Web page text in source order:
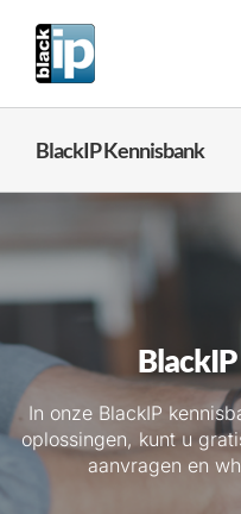
naar
inhoud
BlackIP Kennisbank
In onze BlackIP
oplossingen, kunt u
aanvragen en